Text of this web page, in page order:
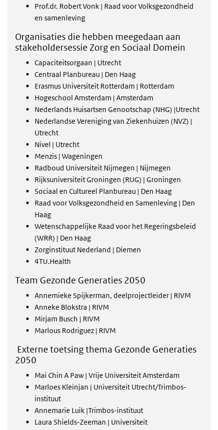
Prof.dr. Robert Vonk | Raad voor Volksgezondheid
en samenleving
Organisaties die hebben meegedaan aan
stakeholdersessie Zorg en Sociaal Domein
Capaciteitsorgaan | Utrecht
Centraal Planbureau | Den Haag
Erasmus Universiteit Rotterdam | Rotterdam
Hogeschool Amsterdam | Amsterdam
Nederlands Huisartsen Genootschap (NHG) |Utrecht
Nederlandse Vereniging van Ziekenhuizen (NVZ) |
Utrecht
Nivel | Utrecht
Menzis | Wageningen
Radboud Universiteit Nijmegen | Nijmegen
Rijksuniversiteit Groningen (RUG) | Groningen
Sociaal en Cultureel Planbureau | Den Haag
Raad voor Volksgezondheid en Samenleving | Den
Haag
Wetenschappelijke Raad voor het Regeringsbeleid
(WRR) | Den Haag
Zorginstituut Nederland | Diemen
4TU.Health
Team Gezonde Generaties 2050
Annemieke Spijkerman, deelprojectleider | RIVM
Anneke Blokstra | RIVM
Mirjam Busch | RIVM
Marlous Rodriguez | RIVM
Externe toetsing thema Gezonde Generaties
2050
Mai Chin A Paw | Vrije Universiteit Amsterdam
Marloes Kleinjan | Universiteit Utrecht/Trimbos-
instituut
Annemarie Luik |Trimbos-instituut
Laura Shields-Zeeman | Universiteit